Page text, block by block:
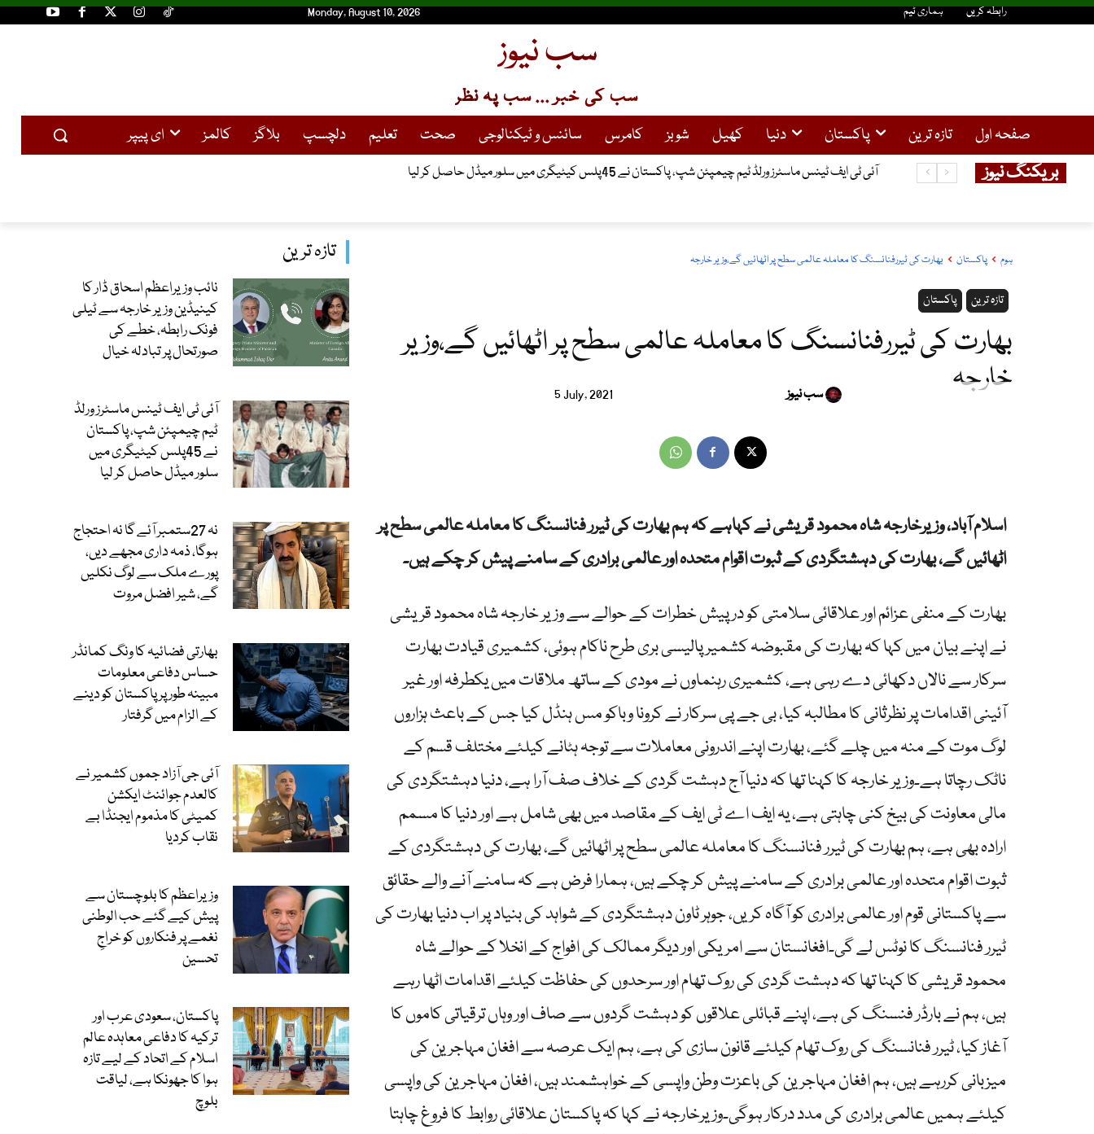
Monday, August 10, 2026 رابطہ کریں ہماری ٹیم
سب نیوز
سب کی خبر ... سب پہ نظر
صفحہ اول تازہ ترین پاکستان دنیا کھیل شوبز کامرس سائنس و ٹیکنالوجی صحت تعلیم دلچسپ بلاگز کالمز ای پیپر
بریکنگ نیوز آئی ٹی ایف ٹینس ماسٹرز ورلڈ ٹیم چیمپئن شپ، پاکستان نے 45پلس کیٹیگری میں سلور میڈل حاصل کر لیا
تازہ ترین
نائب وزیراعظم اسحاق ڈار کا
کینیڈین وزیر خارجہ سے ٹیلی
فونک رابطہ، خطے کی
صورتحال پر تبادلہ خیال
آئی ٹی ایف ٹینس ماسٹرز ورلڈ
ٹیم چیمپئن شپ، پاکستان
نے 45پلس کیٹیگری میں
سلور میڈل حاصل کر لیا
نہ 27ستمبر آئے گا نہ احتجاج
ہوگا، ذمہ داری مجھے دیں،
پورے ملک سے لوگ نکلیں
گے، شیر افضل مروت
بھارتی فضائیہ کا ونگ کمانڈر
حساس دفاعی معلومات
مبینہ طور پر پاکستان کو دینے
کے الزام میں گرفتار
آئی جی آزاد جموں کشمیر نے
کالعدم جوائنٹ ایکشن
کمیٹی کا مذموم ایجنڈا بے
نقاب کردیا
وزیراعظم کا بلوچستان سے
پیش کیے گئے حب الوطنی
نغمے پر فنکاروں کو خراجِ
تحسین
پاکستان، سعودی عرب اور
ترکیہ کا دفاعی معاہدہ عالم
اسلام کے اتحاد کے لیے تازہ
ہوا کا جھونکا ہے، لیاقت
بلوچ
ہوم پاکستان بھارت کی ٹیررفنانسنگ کا معاملہ عالمی سطح پر اٹھائیں گے،وزیر خارجہ
پاکستان تازہ ترین
بھارت کی ٹیررفنانسنگ کا معاملہ عالمی سطح پر اٹھائیں گے،وزیر
خارجہ
5 July, 2021 سب نیوز
اسلام آباد، وزیرخارجہ شاہ محمود قریشی نے کہاہے کہ ہم بھارت کی ٹیرر فنانسنگ کا معاملہ عالمی سطح پر
اٹھائیں گے، بھارت کی دہشتگردی کے ثبوت اقوام متحدہ اور عالمی برادری کے سامنے پیش کر چکے ہیں۔
بھارت کے منفی عزائم اور علاقائی سلامتی کو درپیش خطرات کے حوالے سے وزیر خارجہ شاہ محمود قریشی
نے اپنے بیان میں کہا کہ بھارت کی مقبوضہ کشمیر پالیسی بری طرح ناکام ہوئی، کشمیری قیادت بھارت
سرکار سے نالاں دکھائی دے رہی ہے، کشمیری رہنماوں نے مودی کے ساتھ ملاقات میں یکطرفہ اور غیر
آئینی اقدامات پر نظرثانی کا مطالبہ کیا، بی جے پی سرکار نے کرونا وباکو مس ہنڈل کیا جس کے باعث ہزاروں
لوگ موت کے منہ میں چلے گئے، بھارت اپنے اندرونی معاملات سے توجہ ہٹانے کیلئے مختلف قسم کے
ناٹک رچاتا ہے۔وزیر خارجہ کا کہنا تھا کہ دنیا آج دہشت گردی کے خلاف صف آرا ہے، دنیا دہشتگردی کی
مالی معاونت کی بیخ کنی چاہتی ہے، یہ ایف اے ٹی ایف کے مقاصد میں بھی شامل ہے اور دنیا کا مسمم
ارادہ بھی ہے، ہم بھارت کی ٹیرر فنانسنگ کا معاملہ عالمی سطح پر اٹھائیں گے، بھارت کی دہشتگردی کے
ثبوت اقوام متحدہ اور عالمی برادری کے سامنے پیش کر چکے ہیں، ہمارا فرض ہے کہ سامنے آنے والے حقائق
سے پاکستانی قوم اور عالمی برادری کو آگاہ کریں، جوہر ٹاون دہشتگردی کے شواہد کی بنیاد پر اب دنیا بھارت کی
ٹیرر فنانسنگ کا نوٹس لے گی۔افغانستان سے امریکی اور دیگر ممالک کی افواج کے انخلا کے حوالے شاہ
محمود قریشی کا کہنا تھا کہ دہشت گردی کی روک تھام اور سرحدوں کی حفاظت کیلئے اقدامات اٹھا رہے
ہیں، ہم نے بارڈر فنسنگ کی ہے، اپنے قبائلی علاقوں کو دہشت گردوں سے صاف اور وہاں ترقیاتی کاموں کا
آغاز کیا، ٹیرر فنانسنگ کی روک تھام کیلئے قانون سازی کی ہے، ہم ایک عرصہ سے افغان مہاجرین کی
میزبانی کررہے ہیں، ہم افغان مہاجرین کی باعزت وطن واپسی کے خواہشمند ہیں، افغان مہاجرین کی واپسی
کیلئے ہمیں عالمی برادری کی مدد درکار ہوگی۔وزیرخارجہ نے کہا کہ پاکستان علاقائی روابط کا فروغ چاہتا